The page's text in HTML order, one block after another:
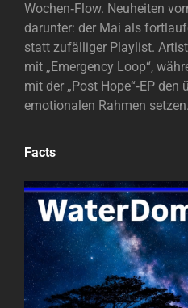
Wochen‑Flow. Neuheiten
darunter: der Mai als
statt zufälliger Playlist.
mit „Emergency Loop“,
mit der „Post Hope“‑EP den
emotionalen Rahmen setzen.
Facts